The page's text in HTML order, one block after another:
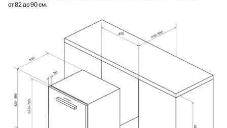
от 82 до 90 см.